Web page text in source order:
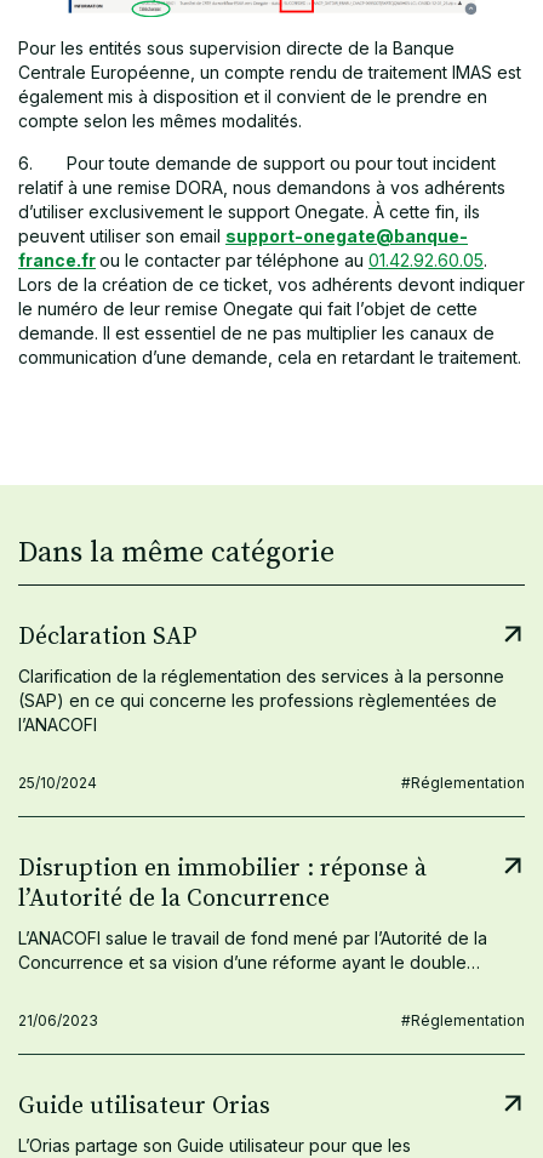
Pour les entités sous supervision directe de la Banque
Centrale Européenne, un compte rendu de traitement IMAS est
également mis à disposition et il convient de le prendre en
compte selon les mêmes modalités.
6. Pour toute demande de support ou pour tout incident
relatif à une remise DORA, nous demandons à vos adhérents
d’utiliser exclusivement le support Onegate. À cette fin, ils
peuvent utiliser son email support-onegate@banque-
france.frou le contacter par téléphone au 01.42.92.60.05.
Lors de la création de ce ticket, vos adhérents devont indiquer
le numéro de leur remise Onegate qui fait l’objet de cette
demande. Il est essentiel de ne pas multiplier les canaux de
communication d’une demande, cela en retardant le traitement.
Dans la même catégorie
Déclaration SAP
Clarification de la réglementation des services à la personne
(SAP) en ce qui concerne les professions règlementées de
l’ANACOFI
25/10/2024 #Réglementation
Disruption en immobilier : réponse à
l’Autorité de la Concurrence
L’ANACOFI salue le travail de fond mené par l’Autorité de la
Concurrence et sa vision d’une réforme ayant le double…
21/06/2023 #Réglementation
Guide utilisateur Orias
L’Orias partage son Guide utilisateur pour que les